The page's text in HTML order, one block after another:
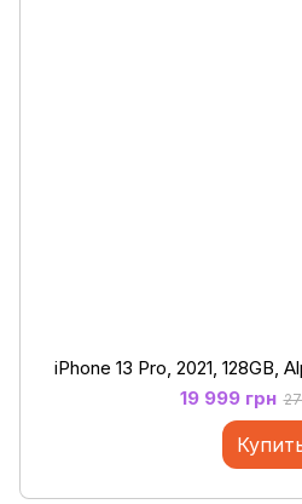
iPhone 13 Pro, 2021, 128GB,
19 999 грн